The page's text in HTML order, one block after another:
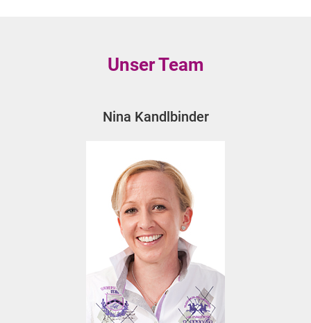
Unser Team
Nina Kandlbinder